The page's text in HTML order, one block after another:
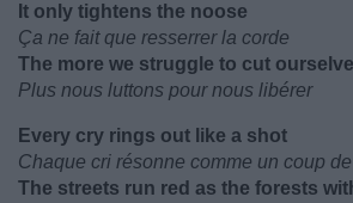
It only tightens the noose
Ça ne fait que resserrer la corde
The more we struggle to cut
Plus nous luttons pour nous libérer
Every cry rings out like a shot
Chaque cri résonne comme un coup
The streets run red as the forests